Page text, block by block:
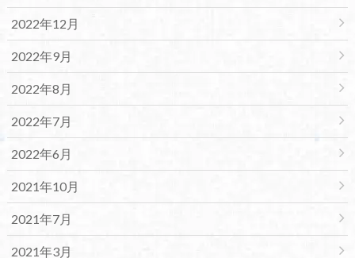
2022年12月
2022年9月
2022年8月
2022年7月
2022年6月
2021年10月
2021年7月
2021年3月